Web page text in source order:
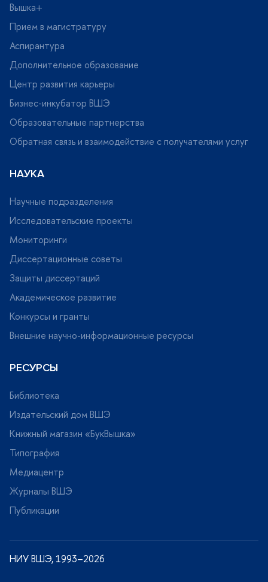
ышка+
Прием в магистратуру
Аспирантура
Дополнительное образование
Центр развития карьеры
Бизнес-инкубатор ВШЭ
Образовательные партнерства
Обратная связь и взаимодействие с получателями услу
НАУКА
Научные подразделения
Исследовательские проекты
Мониторинги
Диссертационные советы
Защиты диссертаций
Академическое развитие
Конкурсы и гранты
нешние научно-информационные ресурсы
РЕСУРСЫ
Библиотека
Издательский дом ВШЭ
Книжный магазин «БукВышка»
Типография
Медиацентр
Журналы ВШЭ
Публикации
НИУ ВШЭ, 1993–2026